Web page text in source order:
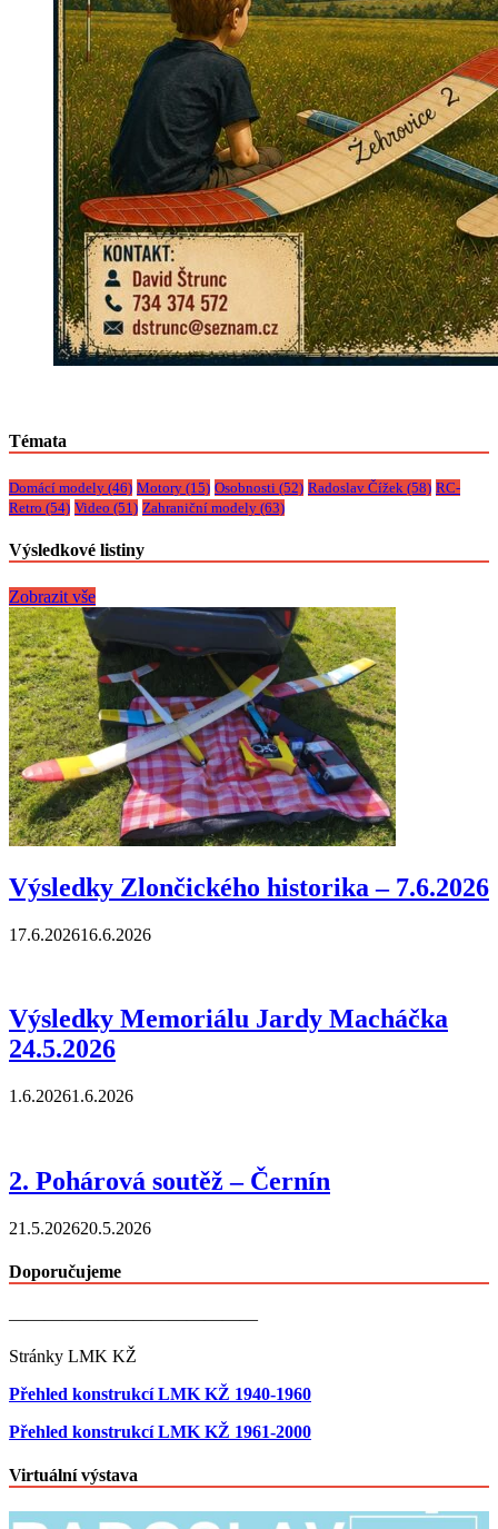
Témata
Domácí modely (46) Motory (15) Osobnosti (52) Radoslav Čížek (58) RC-
Retro (54) Video (51) Zahraniční modely (63)
Výsledkové listiny
Zobrazit vše
Výsledky Zlončického historika – 7.6.2026
17.6.202616.6.2026
Výsledky Memoriálu Jardy Macháčka
24.5.2026
1.6.20261.6.2026
2. Pohárová soutěž – Černín
21.5.202620.5.2026
Doporučujeme
——————————————
Stránky LMK KŽ
Přehled konstrukcí LMK KŽ 1940-1960
Přehled konstrukcí LMK KŽ 1961-2000
Virtuální výstava